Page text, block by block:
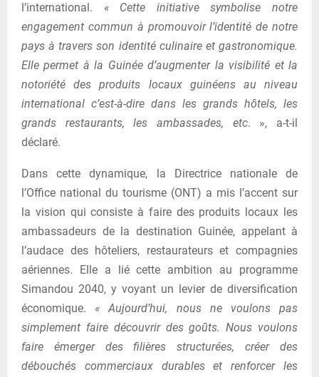
l’international. « Cette initiative symbolise notre
engagement commun à promouvoir l’identité de notre
pays à travers son identité culinaire et gastronomique.
Elle permet à la Guinée d’augmenter la visibilité et la
notoriété des produits locaux guinéens au niveau
international c’est-à-dire dans les grands hôtels, les
grands restaurants, les ambassades, etc. », a-t-il
déclaré.
Dans cette dynamique, la Directrice nationale de
l’Office national du tourisme (ONT) a mis l’accent sur
la vision qui consiste à faire des produits locaux les
ambassadeurs de la destination Guinée, appelant à
l’audace des hôteliers, restaurateurs et compagnies
aériennes. Elle a lié cette ambition au programme
Simandou 2040, y voyant un levier de diversification
économique. « Aujourd’hui, nous ne voulons pas
simplement faire découvrir des goûts. Nous voulons
faire émerger des filières structurées, créer des
débouchés commerciaux durables et renforcer les